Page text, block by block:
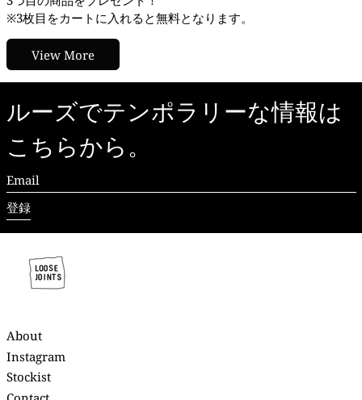
※3枚目をカートに入れると無料となります。
View More
ルーズでテンポラリーな情報は
こちらから。
Email
登録
About
Instagram
Stockist